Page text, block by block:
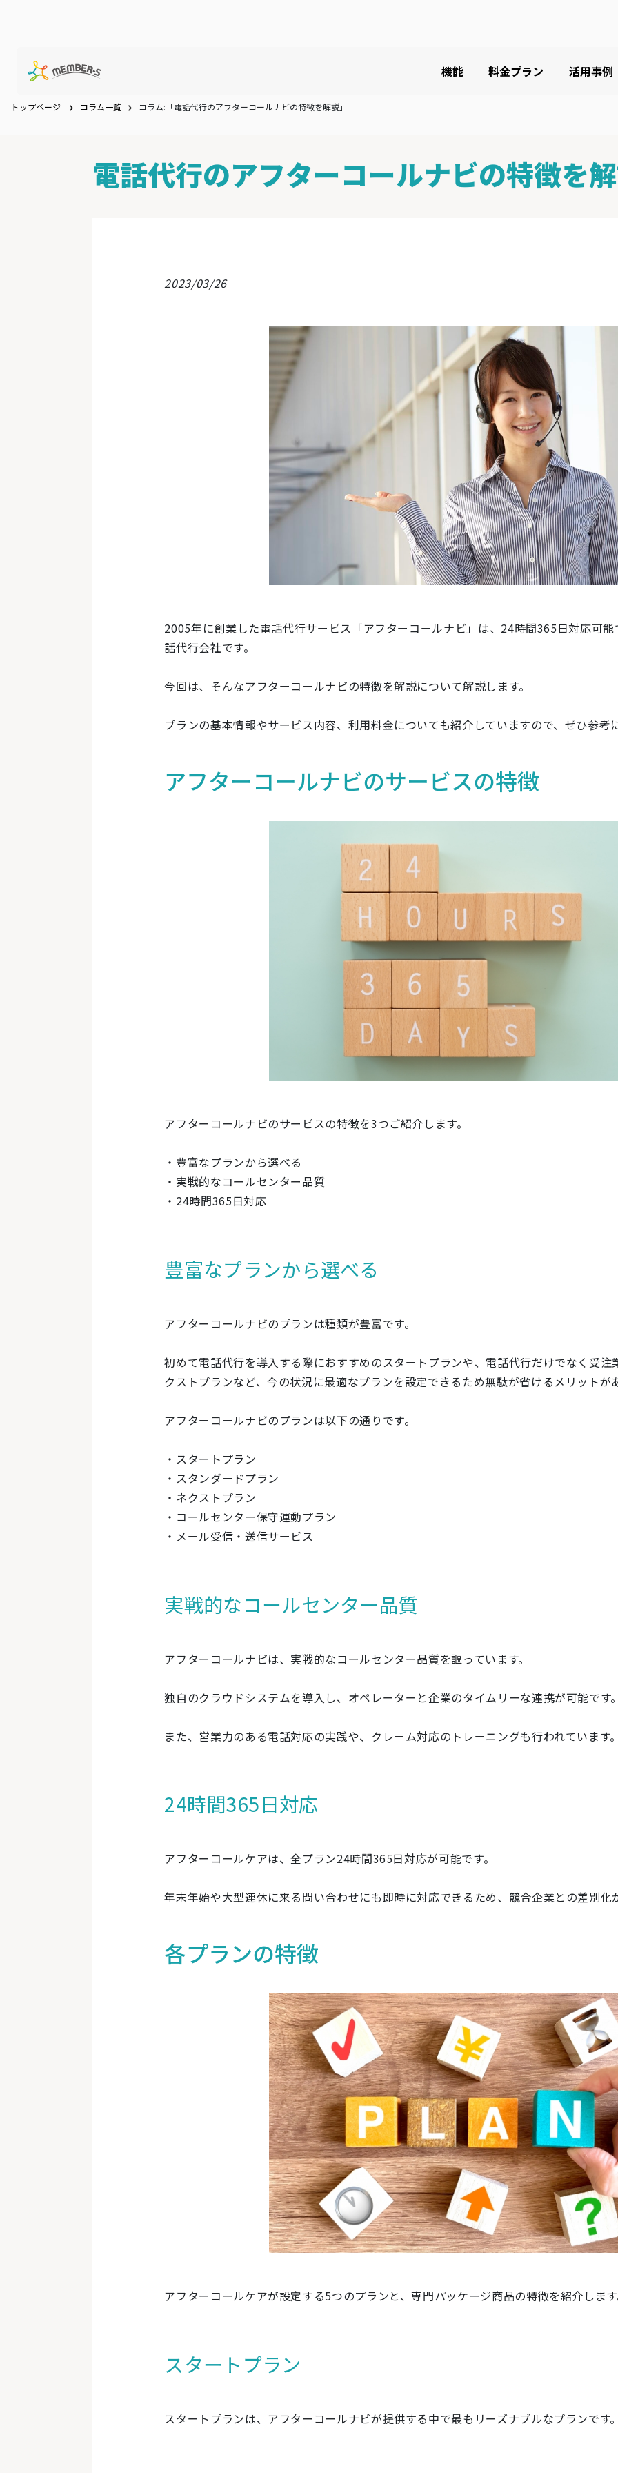
機能 料金プラン 活用事例
トップページ コラム一覧 コラム:「電話代行のアフターコールナビの特徴を解説」
電話代行のアフターコールナビの特徴を
2023/03/26
2005年に創業した電話代行サービス「アフターコールナビ」は、24時間365日対応可
話代行会社です。
今回は、そんなアフターコールナビの特徴を解説について解説します。
プランの基本情報やサービス内容、利用料金についても紹介していますので、ぜひ参考
アフターコールナビのサービスの特徴
アフターコールナビのサービスの特徴を3つご紹介します。
・豊富なプランから選べる
・実戦的なコールセンター品質
・24時間365日対応
豊富なプランから選べる
アフターコールナビのプランは種類が豊富です。
初めて電話代行を導入する際におすすめのスタートプランや、電話代行だけでなく受
クストプランなど、今の状況に最適なプランを設定できるため無駄が省けるメリットが
アフターコールナビのプランは以下の通りです。
・スタートプラン
・スタンダードプラン
・ネクストプラン
・コールセンター保守運動プラン
・メール受信・送信サービス
実戦的なコールセンター品質
アフターコールナビは、実戦的なコールセンター品質を謳っています。
独自のクラウドシステムを導入し、オペレーターと企業のタイムリーな連携が可能です
また、営業力のある電話対応の実践や、クレーム対応のトレーニングも行われています
24時間365日対応
アフターコールケアは、全プラン24時間365日対応が可能です。
年末年始や大型連休に来る問い合わせにも即時に対応できるため、競合企業との差別化
各プランの特徴
アフターコールケアが設定する5つのプランと、専門パッケージ商品の特徴を紹介しま
スタートプラン
スタートプランは、アフターコールナビが提供する中で最もリーズナブルなプランです